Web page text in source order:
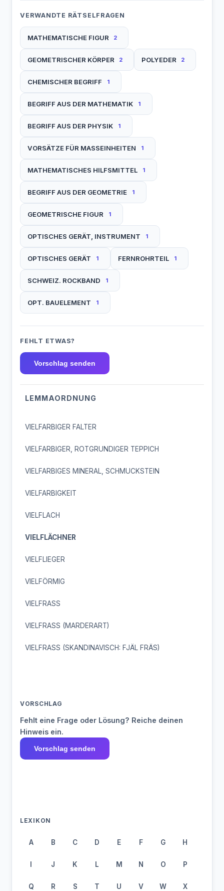
VERWANDTE RÄTSELFRAGEN
MATHEMATISCHE FIGUR 2
GEOMETRISCHER KÖRPER 2 POLYEDER 2
CHEMISCHER BEGRIFF 1
BEGRIFF AUS DER MATHEMATIK 1
BEGRIFF AUS DER PHYSIK 1
VORSÄTZE FÜR MASSEINHEITEN 1
MATHEMATISCHES HILFSMITTEL 1
BEGRIFF AUS DER GEOMETRIE 1
GEOMETRISCHE FIGUR 1
OPTISCHES GERÄT, INSTRUMENT 1
OPTISCHES GERÄT 1 FERNROHRTEIL 1
SCHWEIZ. ROCKBAND 1
OPT. BAUELEMENT 1
FEHLT ETWAS?
Vorschlag senden
LEMMAORDNUNG
VIELFARBIGER FALTER
VIELFARBIGER, ROTGRUNDIGER TEPPICH
VIELFARBIGES MINERAL, SCHMUCKSTEIN
VIELFARBIGKEIT
VIELFLACH
VIELFLÄCHNER
VIELFLIEGER
VIELFÖRMIG
VIELFRASS
VIELFRASS (MARDERART)
VIELFRASS (SKANDINAVISCH: FJÄL FRÄS)
VORSCHLAG
Fehlt eine Frage oder Lösung? Reiche deinen
Hinweis ein.
Vorschlag senden
LEXIKON
A B C D E F G H
I J K L M N O P
Q R S T U V W X